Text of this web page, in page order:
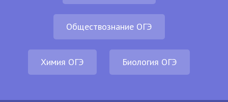
Обществознание ОГЭ
Химия ОГЭ Биология ОГЭ